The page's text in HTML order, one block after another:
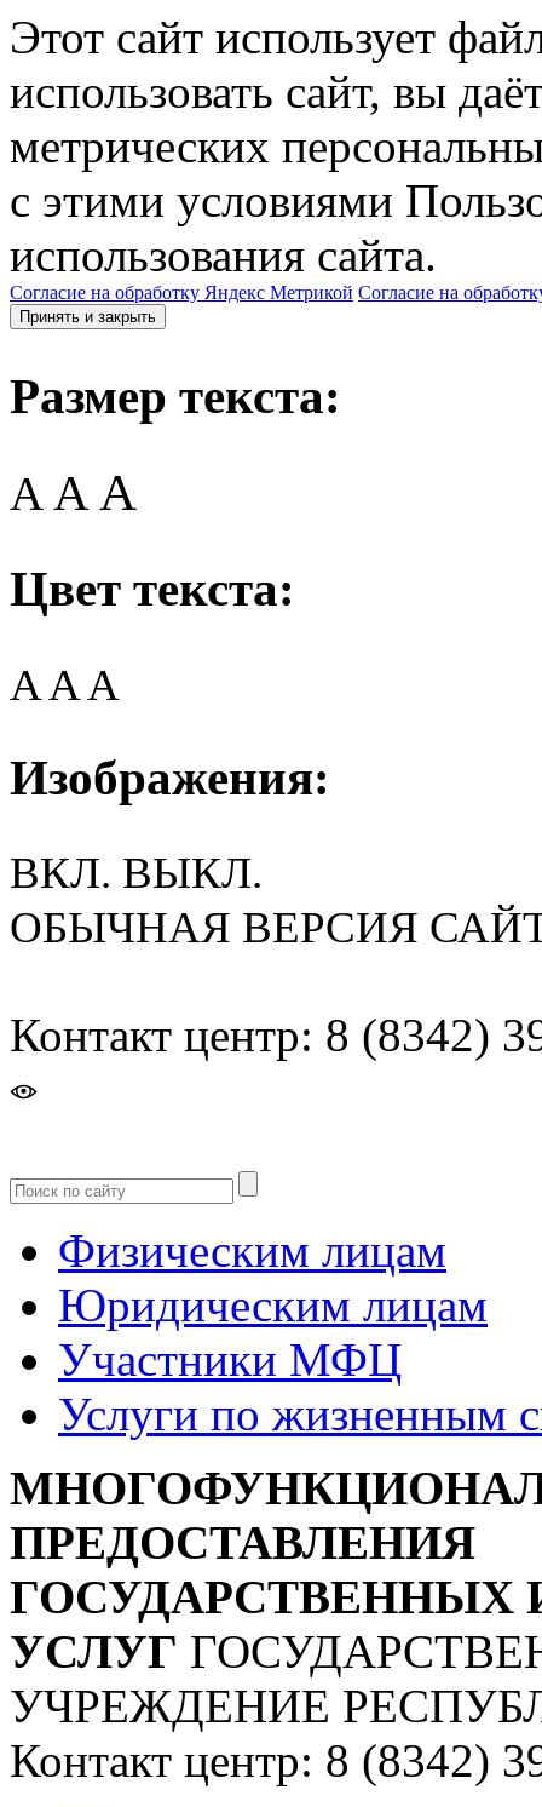
Этот сайт использует
использовать сайт, вы
метрических
с этими условиями
использования сайта.
Согласие на обработку Яндекс Метрикой Согласие на
Принять и закрыть
Размер текста:
A AA
Цвет текста:
AAA
Изображения:
ВКЛ. ВЫКЛ.
ОБЫЧНАЯ ВЕРСИЯ
Контакт центр: 8 (8342)
Физическим лицам
Юридическим лицам
Участники МФЦ
Услуги по жизненным
ПРЕДОСТАВЛЕНИЯ
УСЛУГ
УЧРЕЖДЕНИЕ
Контакт центр: 8 (8342)